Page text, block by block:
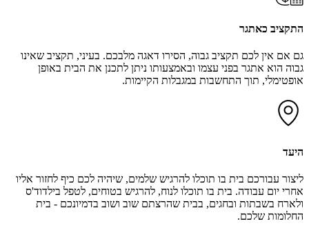
התקציב כאתגר
גם אם אין לכם תקציב גבוה, הסירו דאגה מלבכם. בעיני, תקציב שאינו
גבוה הוא אתגר בפני עצמו ובאמצעותו ניתן לתכנן את הבית באופן
אופטימלי, תוך התחשבות במגבלות הקיימות.
היעד
ליצור עבורכם בית בו תוכלו להרגיש שלמים, שיהיה לכם כיף לחזור אליו
אחרי יום עבודה. בית בו תוכלו לנוח, להרגיש בטוחים, לטפל בילדוד'ס
ולארח בשבתות ובחגים, בבית שהרצתם שוב ושוב בדמיונכם - בית
החלומות שלכם.